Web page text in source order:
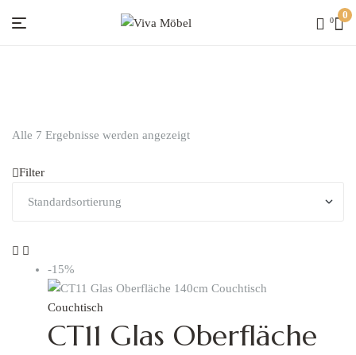
0 0
Alle 7 Ergebnisse werden angezeigt
Filter
-15%
Couchtisch
CT11 Glas Oberfläche